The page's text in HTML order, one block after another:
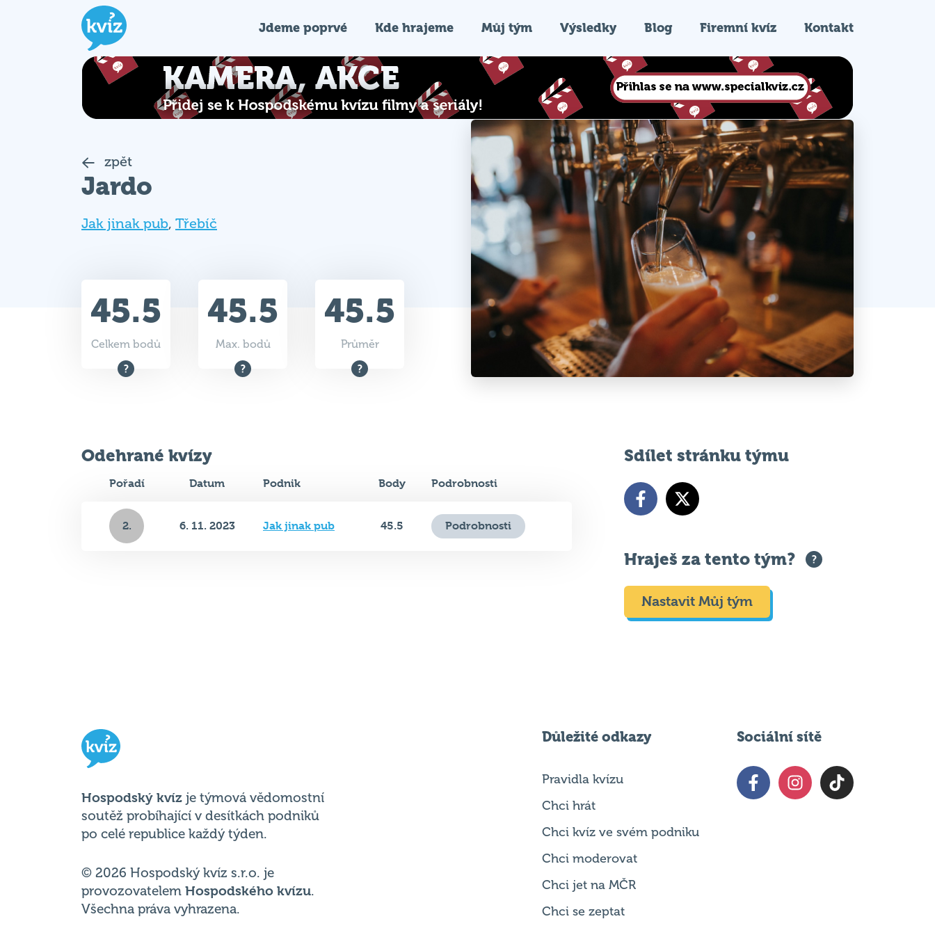
Jdeme poprvé Kde hrajeme Můj tým Výsledky Blog Firemní kvíz Kontakt
zpět
Jardo
Jak jinak pub, Třebíč
45.5
Celkem bodů
45.5
Max. bodů
45.5
Průměr
Odehrané kvízy
Pořadí Datum Podnik Body Podrobnosti
2. 6. 11. 2023 Jak jinak pub 45.5 Podrobnosti
Sdílet stránku týmu
Hraješ za tento tým?
Nastavit Můj tým
Hospodský kvíz je týmová vědomostní
soutěž probíhající v desítkách podniků
po celé republice každý týden.
© 2026 Hospodský kvíz s.r.o. je
provozovatelem Hospodského kvízu.
Všechna práva vyhrazena.
Důležité odkazy
Pravidla kvízu
Chci hrát
Chci kvíz ve svém podniku
Chci moderovat
Chci jet na MČR
Chci se zeptat
Sociální sítě